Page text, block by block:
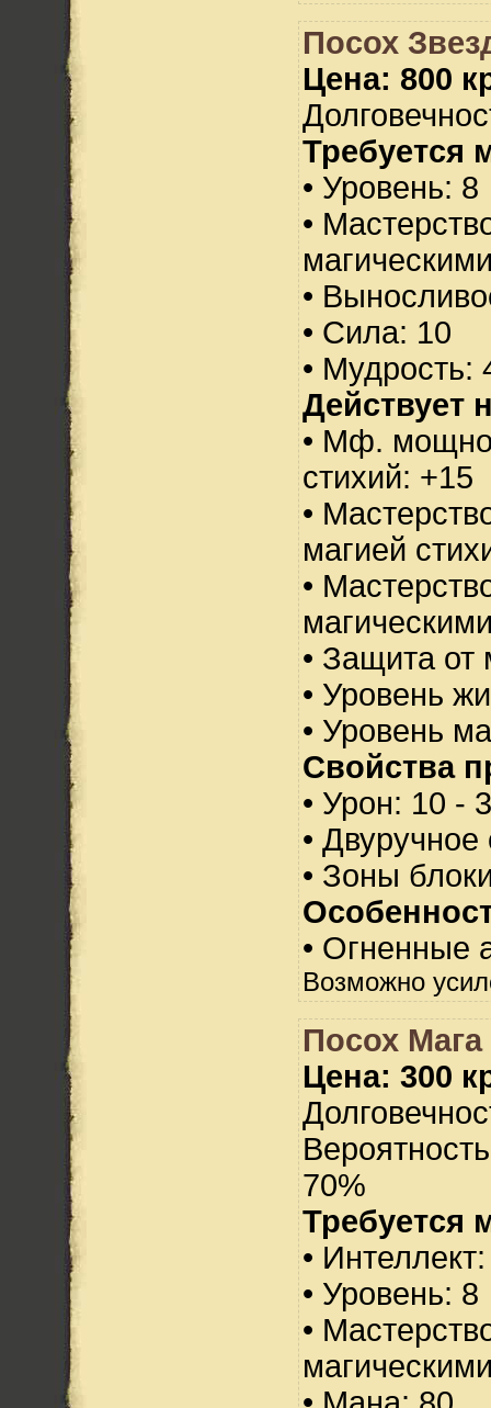
Посох
Цена: 800
Требуется
• Уровень: 8
•
•
• Сила: 10
• Мудрость:
Действует
• Мф.
стихий: +15
•
магией
•
• Защита от
• Уровень
• Уровень
Свойства
• Урон: 10 -
•
• Зоны
• Огненные
Возможно
Посох Мага
Цена: 300
70%
Требуется
•
• Уровень: 8
•